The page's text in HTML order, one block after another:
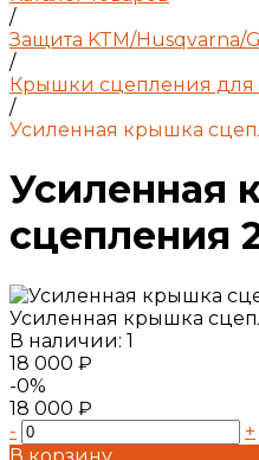
/
Защита KTM/Husqvarna/
/
Крышки сцепления для
/
Усиленная крышка
Усиленная
сцепления
Усиленная крышка
В наличии: 1
18 000 ₽
-0%
18 000 ₽
-
+